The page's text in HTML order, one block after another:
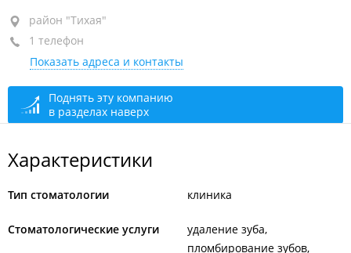
район "Тихая", ул. Сахалинская, 3
+7 (423) 256-20-90
сегодня закрыто
район "Тихая"
1 телефон
Показать адреса и контакты
Поднять эту компанию
в разделах наверх
Характеристики
Тип стоматологии клиника
Стоматологические услуги
удаление зуба
пломбирование зубов